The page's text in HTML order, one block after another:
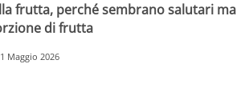
frutta, perché sembrano salutari ma
di frutta
1 Maggio 2026